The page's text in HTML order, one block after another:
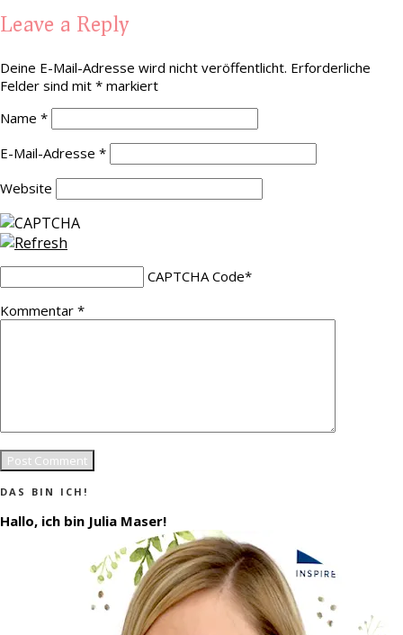
Leave a Reply
Deine E-Mail-Adresse wird nicht veröffentlicht. Erforderliche
Felder sind mit * markiert
Name *
E-Mail-Adresse *
Website
CAPTCHA Code*
Kommentar *
DAS BIN ICH!
Hallo, ich bin Julia Maser!